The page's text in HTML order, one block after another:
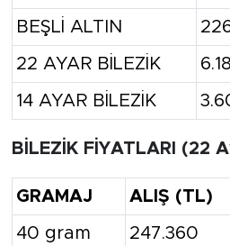
BEŞLİ ALTIN
22 AYAR BİLEZİK
14 AYAR BİLEZİK
BİLEZİK FİYATLARI (22
GRAMAJ ALIŞ (TL)
40 gram 247.360